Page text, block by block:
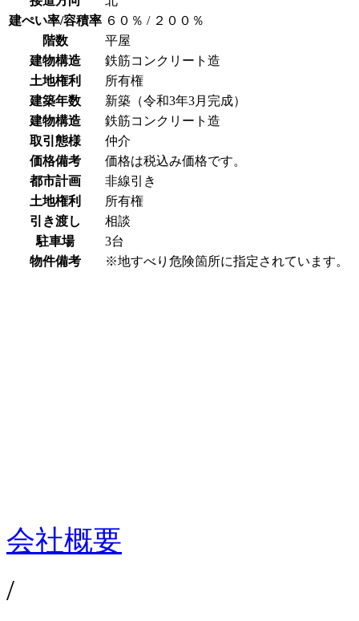
建ぺい率/容積率 ６０％ / ２００％
階数
平屋
建物構造
鉄筋コンクリート造
土地権利
所有権
建築年数
新築（令和3年3月完成）
建物構造
鉄筋コンクリート造
取引態様
仲介
価格備考
価格は税込み価格です。
都市計画
非線引き
土地権利
所有権
引き渡し
相談
駐車場
3台
物件備考
※地すべり危険箇所に指定されています。
会社概要
/